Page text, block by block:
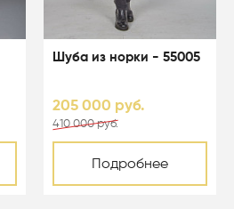
Шуба из норки - 55005
205 000 руб.
410 000 руб.
Подробнее